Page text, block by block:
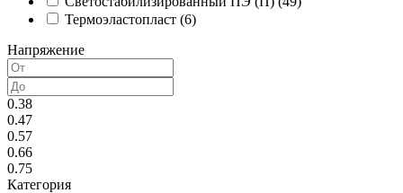
Термоэластопласт (6)
Напряжение
0.38
0.47
0.57
0.66
0.75
Категория